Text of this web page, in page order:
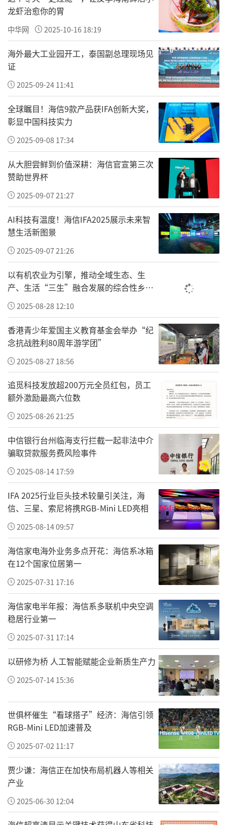
时交纳党费是党员应尽的义务。这份“记
得”，比任何豪言壮语都更有力量。
而72岁的儿媳，用行动诠释了什么是真正的支
持与理解。她没有嫌麻烦，没有觉得“婆婆年
纪大了不用交了”，而是认真地把这件事当作
一件重要的事来办。从包里掏出现金、等待工
作人员计算、郑重地递过去，每一个动作都在
诉说：你信仰的，我尊重；你在意的，我替你
完成。
这是一场跨越年龄的信仰传承。而这传承的背
后，是千千万万个“党徽大叔”和“党费婆
婆”共同书写的答案：无论时代如何变迁，共
产党员的样子，永远是人民群众一眼就能认出
的样子。（大江新闻刘文琴/文）
责任编辑：0948
龙虾治愈你的胃
中华网 2025-10-16 18:19
海外最大工业园开工，泰国副总理现场见
证
2025-09-24 11:41
全球瞩目！海信9款产品获IFA创新大奖，
彰显中国科技实力
2025-09-08 17:34
从大胆尝鲜到价值深耕：海信官宣第三次
赞助世界杯
2025-09-07 21:27
AI科技有温度！海信IFA2025展示未来智
慧生活新图景
2025-09-07 21:26
以有机农业为引擎，推动全域生态、生
产、生活“三生”融合发展的综合性乡村
振兴“车河”
2025-08-28 12:10
香港青少年爱国主义教育基金会举办“纪
念抗战胜利80周年游学团”
2025-08-27 18:56
追觅科技发放超200万元全员红包，员工
额外激励最高六位数
2025-08-26 21:25
中信银行台州临海支行拦截一起非法中介
骗取贷款服务费风险事件
2025-08-14 17:59
IFA 2025行业巨头技术较量引关注，海
信、三星、索尼将携RGB-Mini LED亮相
2025-08-14 09:57
海信家电海外业务多点开花：海信系冰箱
在12个国家位居第一
2025-07-31 17:16
海信家电半年报：海信系多联机中央空调
稳居行业第一
2025-07-31 17:14
以研修为桥 人工智能赋能企业新质生产力
2025-07-14 15:36
世俱杯催生“看球搭子”经济：海信引领
RGB-Mini LED加速普及
2025-07-02 11:17
贾少谦：海信正在加快布局机器人等相关
产业
2025-06-30 12:04